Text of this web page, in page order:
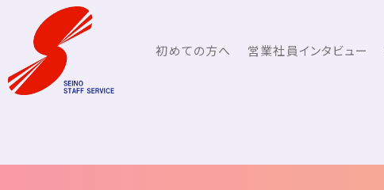
初めての方へ 営業社員インタビュー